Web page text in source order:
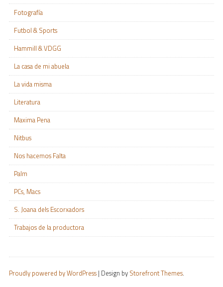
Fotografía
Futbol & Sports
Hammill & VDGG
La casa de mi abuela
La vida misma
Literatura
Maxima Pena
Nitbus
Nos hacemos Falta
Palm
PCs, Macs
S. Joana dels Escorxadors
Trabajos de la productora
Proudly powered by WordPress | Design by Storefront Themes.